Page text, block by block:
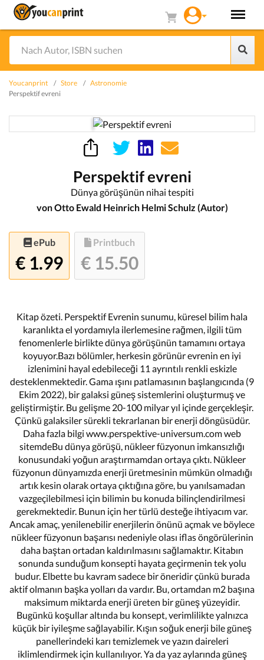
Youcanprint Store
Astronomie
Perspektif evreni
Perspektif evreni
Dünya görüşünün nihai tespiti
von Otto Ewald Heinrich Helmi Schulz (Autor)
ePub
€ 1.99
Printbuch
€ 15.50
Kitap özeti. Perspektif Evrenin sunumu, küresel bilim hala
karanlıkta el yordamıyla ilerlemesine rağmen, ilgili tüm
fenomenlerle birlikte dünya görüşünün tamamını ortaya
koyuyor.Bazı bölümler, herkesin görünür evrenin en iyi
izlenimini hayal edebileceği 11 ayrıntılı renkli eskizle
desteklenmektedir. Gama ışını patlamasının başlangıcında (9
Ekim 2022), bir galaksi güneş sistemlerini oluşturmuş ve
geliştirmiştir. Bu gelişme 20-100 milyar yıl içinde gerçekleşir.
Çünkü galaksiler sürekli tekrarlanan bir enerji döngüsüdür.
Daha fazla bilgi www.perspektive-universum.com web
sitemdeBu dünya görüşü, nükleer füzyonun imkansızlığı
konusundaki yoğun araştırmamdan ortaya çıktı. Nükleer
füzyonun dünyamızda enerji üretmesinin mümkün olmadığı
artık kesin olarak ortaya çıktığına göre, bu yanılsamadan
vazgeçilebilmesi için bilimin bu konuda bilinçlendirilmesi
gerekmektedir. Bunun için her türlü desteğe ihtiyacım var.
Ancak amaç, yenilenebilir enerjilerin önünü açmak ve böylece
nükleer füzyonun başarısı nedeniyle olası iflas öngörülerinin
daha baştan ortadan kaldırılmasını sağlamaktır. Kitabın
sonunda sunduğum konsepti hayata geçirmenin tek yolu
budur. Elbette bu kavram sadece bir öneridir çünkü burada
aktif olmanın başka yolları da vardır. Bu, ortamdan m2 başına
maksimum miktarda enerji üreten bir güneş yüzeyidir.
Bugünkü koşullar altında bu konsept, verimlilikte yalnızca
küçük bir iyileşme sağlayabilir. Kışın soğuk enerji bile güneş
panellerindeki karı temizlemek ve yazın daireleri
iklimlendirmek için kullanılıyor. Ya da yaz aylarında güneş